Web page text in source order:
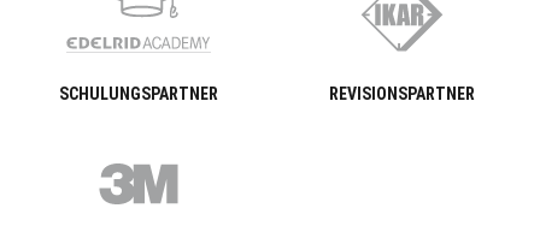
SCHULUNGSPARTNER REVISIONSPARTNER